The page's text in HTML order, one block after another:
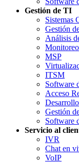
Gestión de TI
Sistemas
Gestión
Análisis
MSP
ITSM
Software
Acceso
Gestión
Software
Servicio al
IVR
Chat en
VoIP